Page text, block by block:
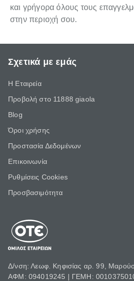
και γρήγορα όλους τους
στην περιοχή σου.
Σχετικά με εμάς
Η Εταιρεία
Προβολή στο 11888 giaola
Blog
Όροι χρήσης
Προστασία Δεδομένων
Επικοινωνία
Ρυθμίσεις Cookies
Προσβασιμότητα
Δ/νση: Λεωφ. Κηφισίας αρ. 99,
ΑΦΜ: 094019245 | ΓΕΜΗ: